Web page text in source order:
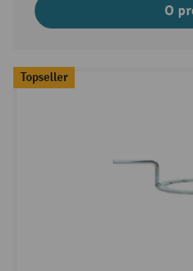
O
Topseller